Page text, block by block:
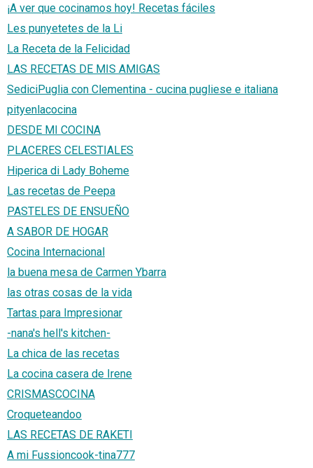
¡A ver que cocinamos hoy! Recetas fáciles
Les punyetetes de la Li
La Receta de la Felicidad
LAS RECETAS DE MIS AMIGAS
SediciPuglia con Clementina - cucina pugliese e italiana
pityenlacocina
DESDE MI COCINA
PLACERES CELESTIALES
Hiperica di Lady Boheme
Las recetas de Peepa
PASTELES DE ENSUEÑO
A SABOR DE HOGAR
Cocina Internacional
la buena mesa de Carmen Ybarra
las otras cosas de la vida
Tartas para Impresionar
-nana's hell's kitchen-
La chica de las recetas
La cocina casera de Irene
CRISMASCOCINA
Croqueteandoo
LAS RECETAS DE RAKETI
A mi Fussioncook-tina777